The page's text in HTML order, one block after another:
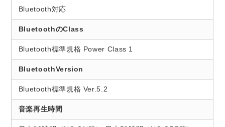
Bluetooth対応
BluetoothのClass
Bluetooth標準規格 Power Class 1
BluetoothVersion
Bluetooth標準規格 Ver.5.2
音楽再生時間